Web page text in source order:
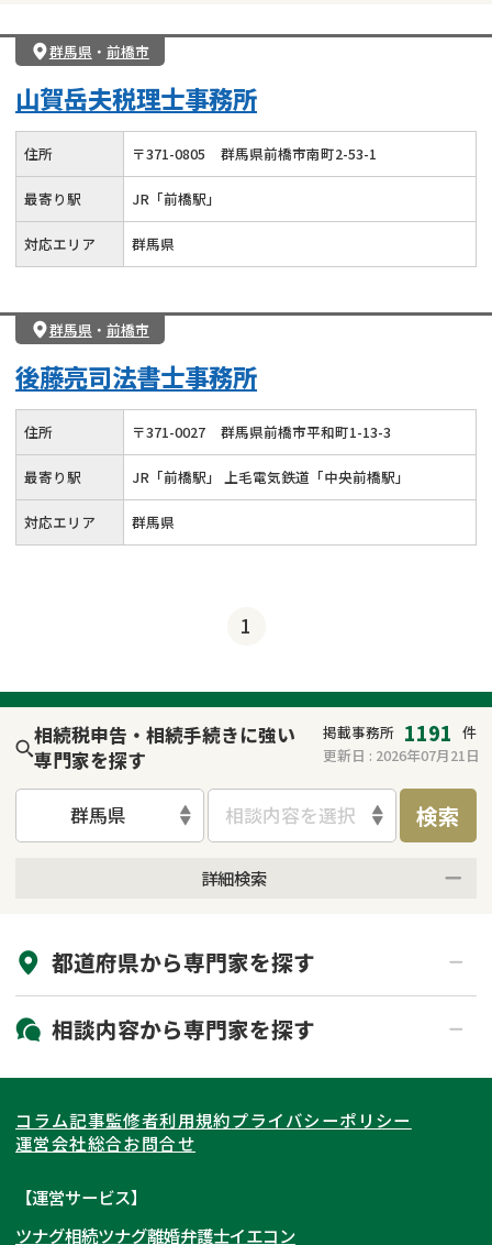
群馬県 ・ 前橋市
山賀岳夫税理士事務所
住所 〒371-0805 群馬県前橋市南町2-53-1
最寄り駅 JR「前橋駅」
対応エリア 群馬県
群馬県 ・ 前橋市
後藤亮司法書士事務所
住所 〒371-0027 群馬県前橋市平和町1-13-3
最寄り駅 JR「前橋駅」 上毛電気鉄道「中央前橋駅」
対応エリア 群馬県
1
相続税申告・相続手続きに強い
専門家を探す
掲載事務所 1191 件
更新日 : 2026年07月21日
群馬県 相談内容を選択 検索
詳細検索
初回相談無料
土日祝の相談可能
都道府県から専門家を探す
北海道・東北
北海道 青森県
岩手県 宮城県
秋田県
関東
東京都 神奈川県
埼玉県
東海
愛知県
関西
相談内容から専門家を探す
相続登記
遺産分割
相続手続き
コラム記事監修者利用規約プライバシーポリシー
運営会社総合お問合せ
【運営サービス】
ツナグ相続ツナグ離婚弁護士イエコン